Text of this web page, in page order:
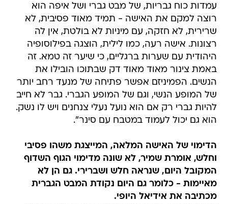
עמדות כוח גבריות, של מבט גברי ושל איפה הוא
רוצה למקם את האישה - תמיד מאוד פסיבית, לא
שרירית, לא חזקה, עם מיניות לא בולטת, אין לה
רצונות. אישה רעה, כמו לילית, הוצגה בפילוסופיה
היהודית עם שערות ברגליים, כי שיער זה טמא. זה
באמת צינור מאוד מאוד דק שבתוכו הובילו את
הנשים. הפמיניזם אפשר פתיחה של מנעד רחב יותר
של המופע הנשי, וגם של המופע הגברי. גבר לא חייב
להיות גברי רק אם הוא נועל נעלי צנחנים ויש לו נשק.
הוא גם יכול לעמוד במטבח עם סינר".
הדימוי של האישה המלאה, המייצגת משהו פסיבי
וחלש, אומרת שמיר, לא שונה מדימוי הגוף השדוף
המקובל היום, שנראה חלש ושברירי. גם הן לא
מאיימות - כלומר גם היום נקודת המבט הגברית
מכתיבה את אידיאל היופי.